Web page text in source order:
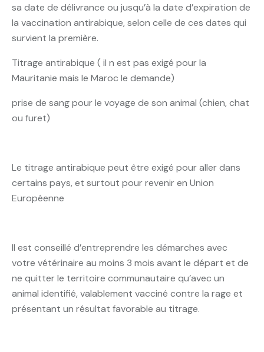
sa date de délivrance ou jusqu’à la date d’expiration de
la vaccination antirabique, selon celle de ces dates qui
survient la première.
Titrage antirabique ( il n est pas exigé pour la
Mauritanie mais le Maroc le demande)
prise de sang pour le voyage de son animal (chien, chat
ou furet)
Le titrage antirabique peut être exigé pour aller dans
certains pays, et surtout pour revenir en Union
Européenne
Il est conseillé d’entreprendre les démarches avec
votre vétérinaire au moins 3 mois avant le départ et de
ne quitter le territoire communautaire qu’avec un
animal identifié, valablement vacciné contre la rage et
présentant un résultat favorable au titrage.